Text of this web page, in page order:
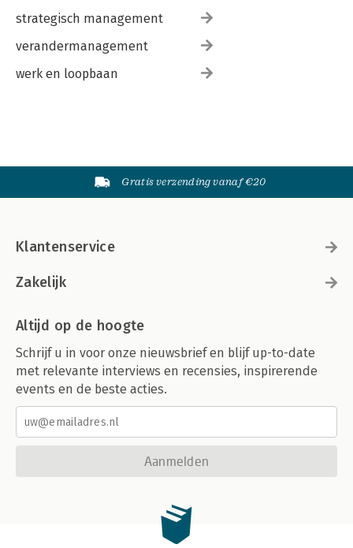
strategisch management
verandermanagement
werk en loopbaan
Gratis verzending vanaf €20
Klantenservice
Zakelijk
Altijd op de hoogte
Schrijf u in voor onze nieuwsbrief en blijf up-to-date
met relevante interviews en recensies, inspirerende
events en de beste acties.
Aanmelden